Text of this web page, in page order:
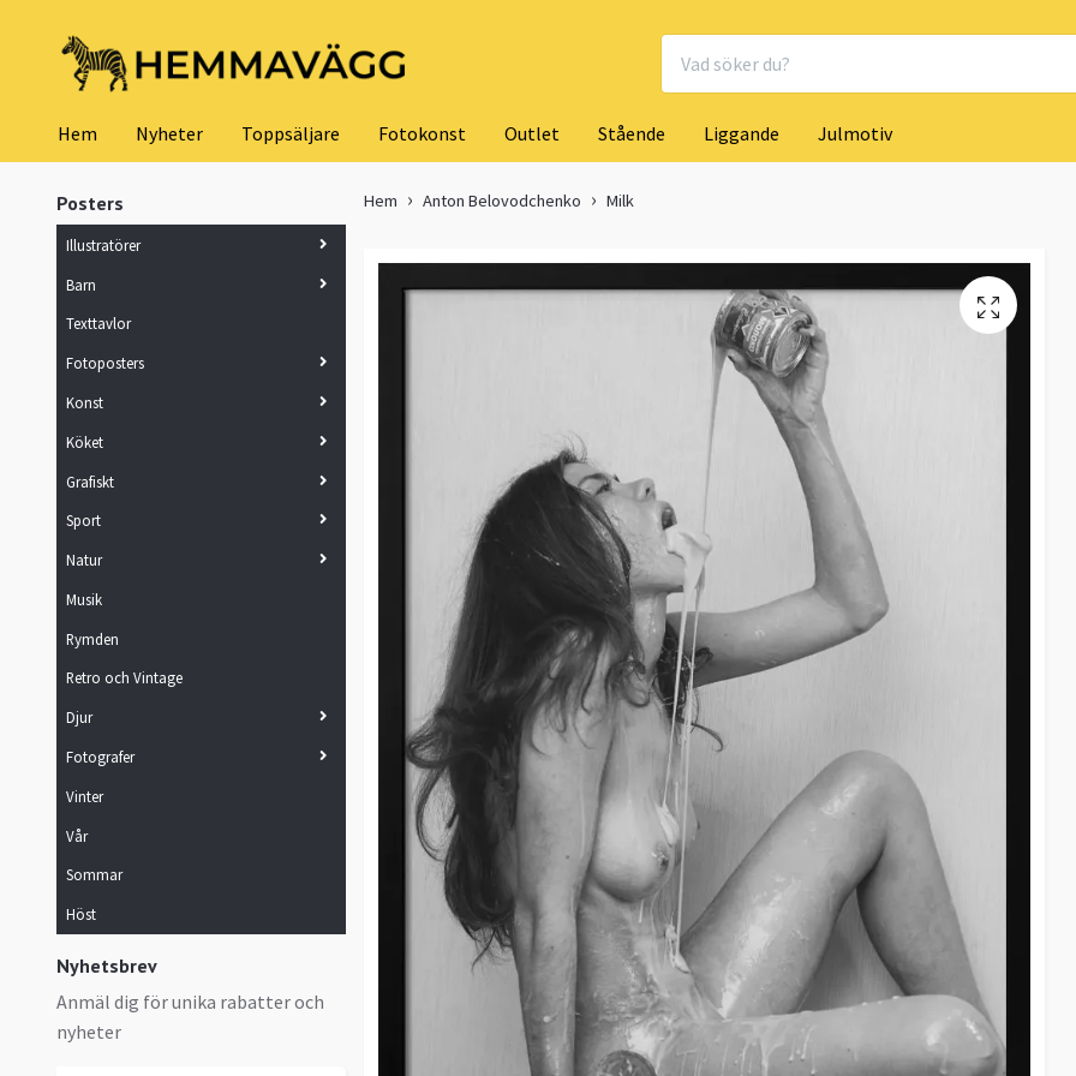
Hem Nyheter Toppsäljare Fotokonst Outlet Stående Liggande Julmotiv
Posters
Illustratörer
Barn
Texttavlor
Fotoposters
Konst
Köket
Grafiskt
Sport
Natur
Musik
Rymden
Retro och Vintage
Djur
Fotografer
Vinter
Vår
Sommar
Höst
Nyhetsbrev
Anmäl dig för unika rabatter och
nyheter
Hem Anton Belovodchenko Milk